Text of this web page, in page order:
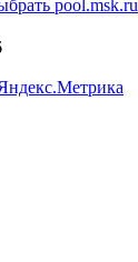
pool.msk.ru